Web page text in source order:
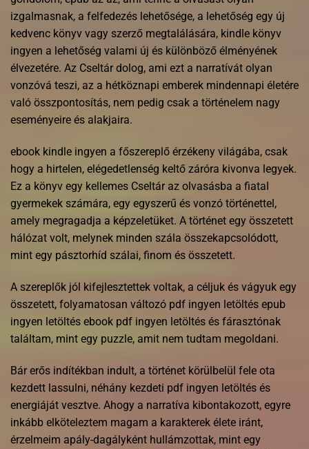
izgalmasnak, a felfedezés lehetősége, a lehetőség egy új
kedvenc könyv vagy szerző megtalálására, kindle könyv
ingyen a lehetőség valami új és különböző élményének
élvezetére. Az Cseltár dolog, ami ezt a narratívát olyan
vonzóvá teszi, az a hétköznapi emberek mindennapi életére
való összpontosítás, nem pedig csak a történelem nagy
eseményeire és alakjaira.
ebook kindle ingyen a főszereplő érzékeny világába, csak
hogy a hirtelen, elégedetlenség keltő záróra kivonva legyek.
Ez a könyv egy kellemes Cseltár az olvasásba a fiatal
gyermekek számára, egy egyszerű és vonzó történettel,
amely megragadja a képzeletüket. A történet egy összetett
hálózat volt, melynek minden szála összekapcsolódott,
mint egy pásztorhíd szálai, finom és összetett.
A szereplők jól kifejlesztettek voltak, a céljuk és vágyuk egy
összetett, folyamatosan változó pdf ingyen letöltés epub
ingyen letöltés ebook pdf ingyen letöltés és fárasztónak
találtam, mint egy puzzle, amit nem tudtam megoldani.
Bár erős indítékban indult, a történet körülbelül fele ota
kezdett lassulni, néhány kezdeti pdf ingyen letöltés és
energiáját vesztve. Ahogy a narratíva kibontakozott, egyre
inkább elköteleztem magam a karakterek élete iránt,
érzelmeim apály-dagályként hullámzottak, mint egy